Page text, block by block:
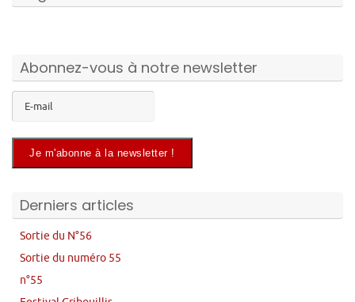
Abonnez-vous à notre newsletter
Derniers articles
Sortie du N°56
Sortie du numéro 55
n°55